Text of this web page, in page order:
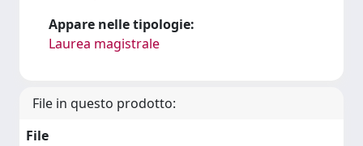
Appare nelle tipologie:
Laurea magistrale
File in questo prodotto:
File